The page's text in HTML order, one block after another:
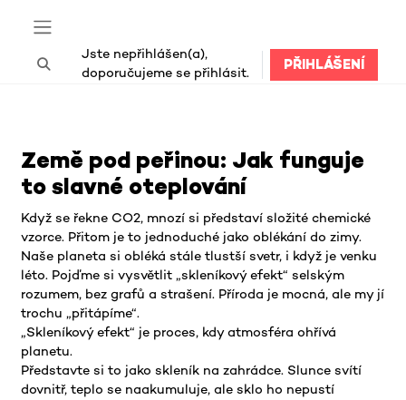
Boční panel
Přepnout vyhledávání
Jste nepřihlášen(a),
doporučujeme se přihlásit.
PŘIHLÁŠENÍ
Bloky hlavního obsahu
Země pod peřinou: Jak funguje
to slavné oteplování
Když se řekne CO2, mnozí si představí složité chemické
vzorce. Přitom je to jednoduché jako oblékání do zimy.
Naše planeta si obléká stále tlustší svetr, i když je venku
léto. Pojďme si vysvětlit „skleníkový efekt“ selským
rozumem, bez grafů a strašení. Příroda je mocná, ale my jí
trochu „přitápíme“.
„Skleníkový efekt“ je proces, kdy atmosféra ohřívá
planetu.
Představte si to jako skleník na zahrádce. Slunce svítí
dovnitř, teplo se naakumuluje, ale sklo ho nepustí